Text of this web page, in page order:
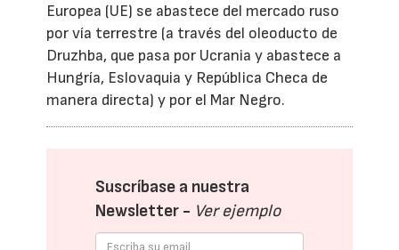
Europea (UE) se abastece del mercado ruso
por vía terrestre (a través del oleoducto de
Druzhba, que pasa por Ucrania y abastece a
Hungría, Eslovaquia y República Checa de
manera directa) y por el Mar Negro.
Suscríbase a nuestra
Newsletter - Ver ejemplo